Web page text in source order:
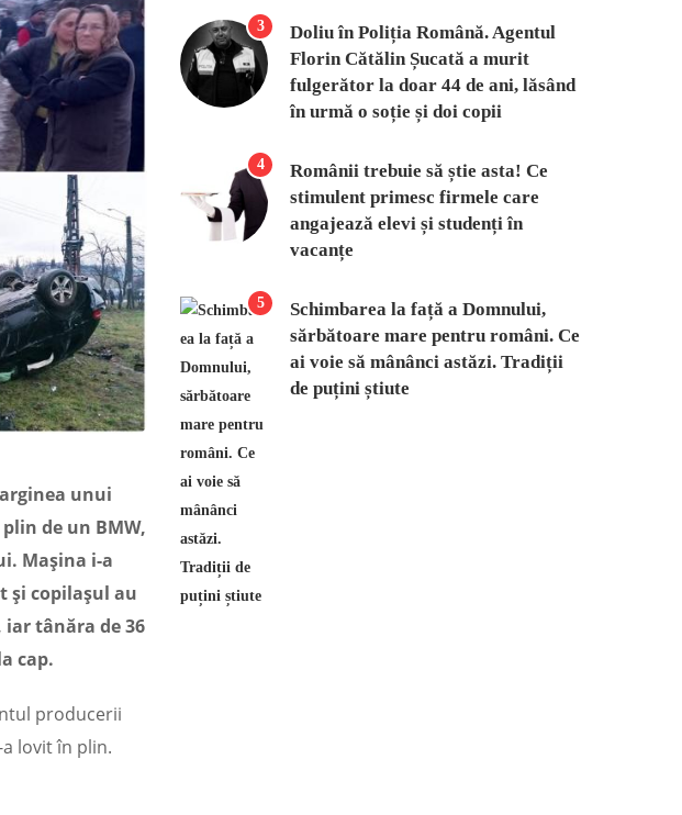
unui
de un BMW,
Mașina i-a
și copilașul au
tânăra de 36
cap.
producerii
lovit în plin.
3
Doliu în Poliția Română. Agentul
Florin Cătălin Șucată a murit
fulgerător la doar 44 de ani, lăsând
în urmă o soție și doi copii
4
Românii trebuie să știe asta! Ce
stimulent primesc firmele care
angajează elevi și studenți în
vacanțe
5
Schimbarea la față a Domnului,
sărbătoare mare pentru români. Ce
ai voie să mânânci astăzi. Tradiții
de puțini știute